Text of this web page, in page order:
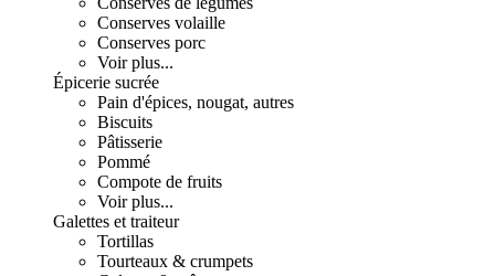
Conserves volaille
Conserves porc
Voir plus...
Épicerie sucrée
Pain d'épices, nougat, autres
Biscuits
Pâtisserie
Pommé
Compote de fruits
Voir plus...
Galettes et traiteur
Tortillas
Tourteaux & crumpets